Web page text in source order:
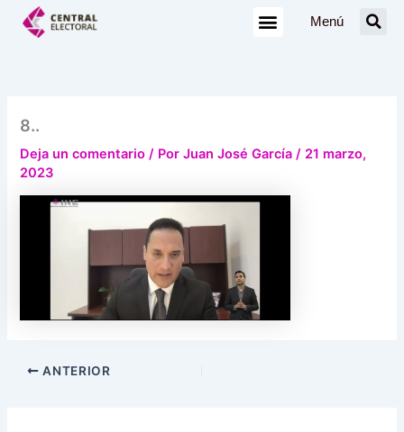
Menú
8..
Deja un comentario / PorJuan José García/ 21 marzo,
2023
ANTERIOR